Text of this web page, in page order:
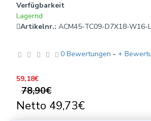
Verfügbarkeit
Lagernd
Artikelnr.: ACM45-TC09-D7X18-W16-
0 Bewertungen - +
59,18€
78,90€
Netto 49,73€